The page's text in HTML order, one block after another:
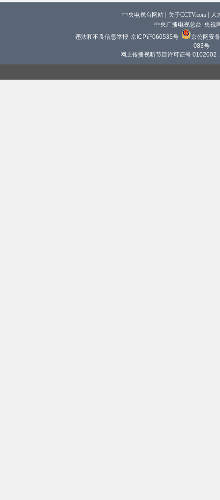
中央电视台网站 关于CCTV.com
人
中央广播电视总台 央视
违法和不良信息举报 京ICP证060535号
京公网安
083号
网上传播视听节目许可证号